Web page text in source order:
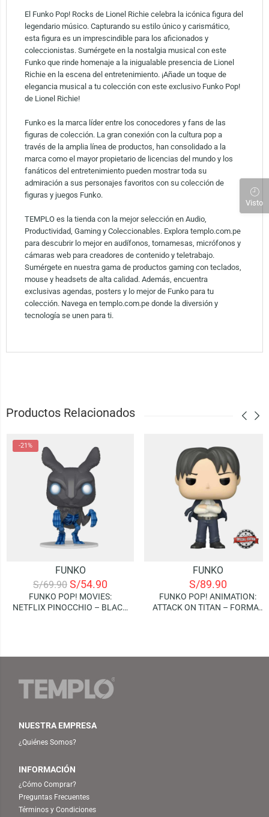
El Funko Pop! Rocks de Lionel Richie celebra la icónica figura del
legendario músico. Capturando su estilo único y carismático,
esta figura es un imprescindible para los aficionados y
coleccionistas. Sumérgete en la nostalgia musical con este
Funko que rinde homenaje a la inigualable presencia de Lionel
Richie en la escena del entretenimiento. ¡Añade un toque de
elegancia musical a tu colección con este exclusivo Funko Pop!
de Lionel Richie!
Funko es la marca líder entre los conocedores y fans de las
figuras de colección. La gran conexión con la cultura pop a
través de la amplia línea de productos, han consolidado a la
marca como el mayor propietario de licencias del mundo y los
fanáticos del entretenimiento pueden mostrar toda su
admiración a sus personajes favoritos con su colección de
figuras y juegos Funko.
TEMPLO es la tienda con la mejor selección en Audio,
Productividad, Gaming y Coleccionables. Explora templo.com.pe
para descubrir lo mejor en audífonos, tornamesas, micrófonos y
cámaras web para creadores de contenido y teletrabajo.
Sumérgete en nuestra gama de productos gaming con teclados,
mouse y headsets de alta calidad. Además, encuentra
exclusivas agendas, posters y lo mejor de Funko para tu
colección. Navega en templo.com.pe donde la diversión y
tecnología se unen para ti.
Productos Relacionados
-21%
FUNKO
S/69.90 S/54.90
FUNKO POP! MOVIES:
NETFLIX PINOCCHIO – BLACK
FUNKO
S/89.90
FUNKO POP! ANIMATION:
ATTACK ON TITAN – FORMAL
NUESTRA EMPRESA
¿Quiénes Somos?
INFORMACIÓN
¿Cómo Comprar?
Preguntas Frecuentes
Términos y Condiciones
Visto